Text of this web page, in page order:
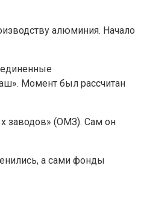
алюминия. Начало
Момент был рассчитан
заводов» (ОМЗ). Сам он
а сами фонды